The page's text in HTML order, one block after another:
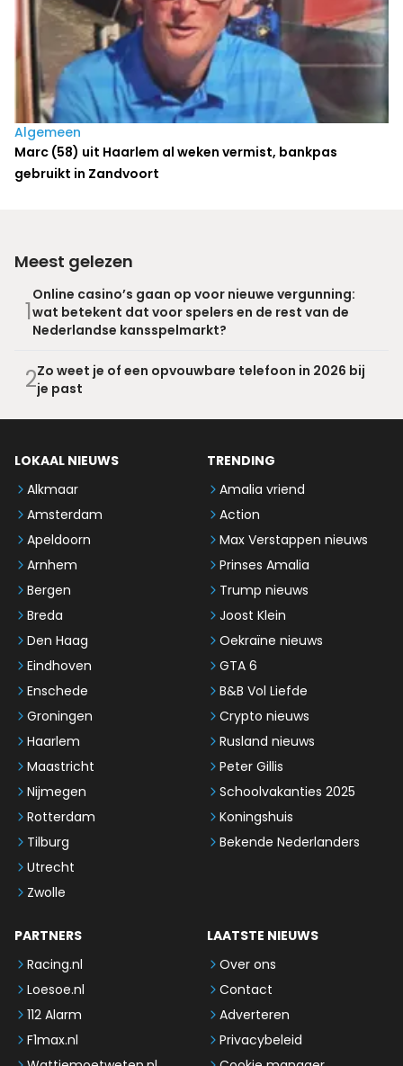
Algemeen
Marc (58) uit Haarlem al weken vermist, bankpas
gebruikt in Zandvoort
Meest gelezen
1
Online casino’s gaan op voor nieuwe vergunning:
wat betekent dat voor spelers en de rest van de
Nederlandse kansspelmarkt?
2Zo weet je of een opvouwbare telefoon in 2026 bij
je past
LOKAAL NIEUWS
Alkmaar
Amsterdam
Apeldoorn
Arnhem
Bergen
Breda
Den Haag
Eindhoven
Enschede
Groningen
Haarlem
Maastricht
Nijmegen
Rotterdam
Tilburg
Utrecht
Zwolle
TRENDING
Amalia vriend
Action
Max Verstappen nieuws
Prinses Amalia
Trump nieuws
Joost Klein
Oekraïne nieuws
GTA 6
B&B Vol Liefde
Crypto nieuws
Rusland nieuws
Peter Gillis
Schoolvakanties 2025
Koningshuis
Bekende Nederlanders
PARTNERS
Racing.nl
Loesoe.nl
112 Alarm
F1max.nl
LAATSTE NIEUWS
Over ons
Contact
Adverteren
Privacybeleid